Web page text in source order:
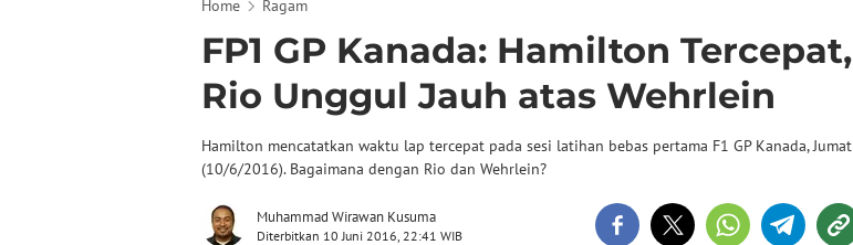
Home Ragam
FP1 GP Kanada: Hamilton Tercepat,
Rio Unggul Jauh atas Wehrlein
Hamilton mencatatkan waktu lap tercepat pada sesi latihan bebas pertama F1 GP Kanada, Jumat
(10/6/2016). Bagaimana dengan Rio dan Wehrlein?
Muhammad Wirawan Kusuma
Diterbitkan 10 Juni 2016, 22:41 WIB